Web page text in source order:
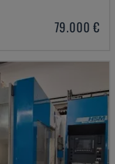
79.000 €